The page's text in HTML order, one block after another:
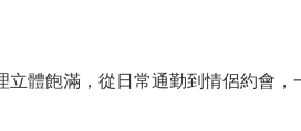
體飽滿，從日常通勤到情侶約會，